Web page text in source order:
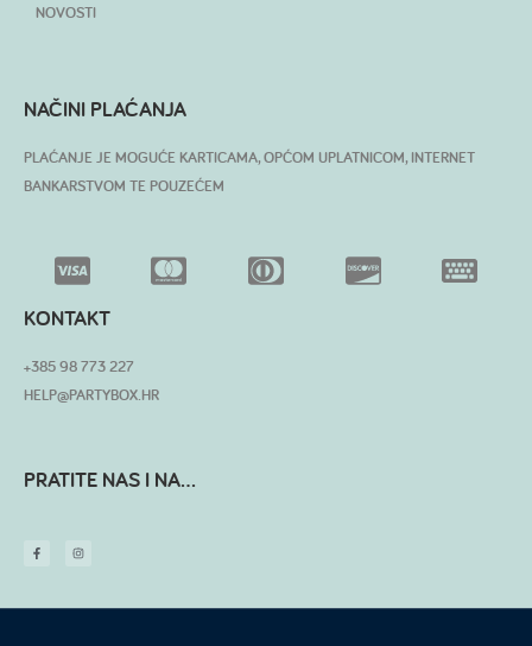
NOVOSTI
NAČINI PLAĆANJA
PLAĆANJE JE MOGUĆE KARTICAMA, OPĆOM UPLATNICOM, INTERNET
BANKARSTVOM TE POUZEĆEM
KONTAKT
+385 98 773 227
HELP@PARTYBOX.HR
PRATITE NAS I NA...